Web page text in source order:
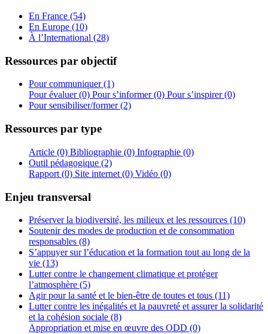
En France (54)
En Europe (10)
À l’International (28)
Ressources par objectif
Pour communiquer (1)
Pour évaluer (0) Pour s’informer (0) Pour s’inspirer (0)
Pour sensibiliser/former (2)
Ressources par type
Article (0) Bibliographie (0) Infographie (0)
Outil pédagogique (2)
Rapport (0) Site internet (0) Vidéo (0)
Enjeu transversal
Préserver la biodiversité, les milieux et les ressources (10)
Soutenir des modes de production et de consommation
responsables (8)
S’appuyer sur l’éducation et la formation tout au long de la
vie (13)
Lutter contre le changement climatique et protéger
l’atmosphère (5)
Agir pour la santé et le bien-être de toutes et tous (11)
Lutter contre les inégalités et la pauvreté et assurer la solidarité
et la cohésion sociale (8)
Appropriation et mise en œuvre des ODD (0)